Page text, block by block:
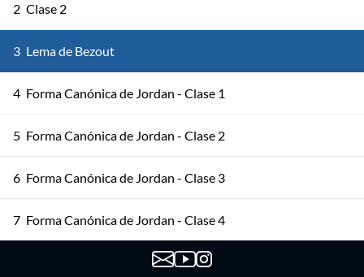
2 Clase 2
3 Lema de Bezout
4 Forma Canónica de Jordan - Clase 1
5 Forma Canónica de Jordan - Clase 2
6 Forma Canónica de Jordan - Clase 3
7 Forma Canónica de Jordan - Clase 4